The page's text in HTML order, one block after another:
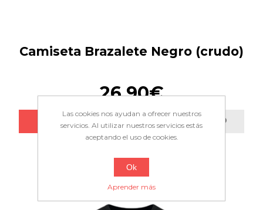
Camiseta Brazalete Negro (crudo)
26,90€
Las cookies nos ayudan a ofrecer nuestros
servicios. Al utilizar nuestros servicios estás
aceptando el uso de cookies.
Ok
Aprender más